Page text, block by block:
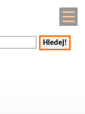
Hledej!